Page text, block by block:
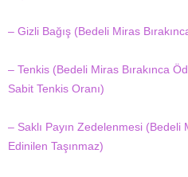
– Gizli Bağış (Bedeli Miras
– Tenkis (Bedeli Miras Bırakınca
Sabit Tenkis Oranı)
– Saklı Payın Zedelenmesi (Bedeli
Edinilen Taşınmaz)